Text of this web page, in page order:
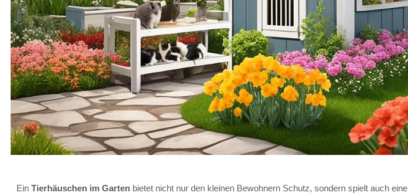
Ein Tierhäuschen im Garten bietet nicht nur den kleinen Bewohnern Schutz, sondern spielt auch eine